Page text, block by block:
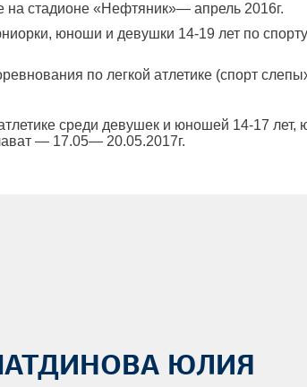
на стадионе «Нефтяник»— апрель 2016г.
юноши и девушки 14-19 лет по
по легкой атлетике (спорт
среди девушек и юношей 14-17 лет,
— 17.05— 20.05.2017г.
ЮЛИЯ